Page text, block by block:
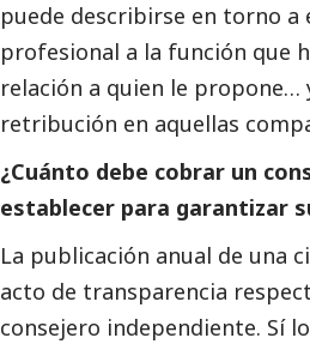
puede describirse en torno a
profesional a la función que
relación a quien le propone…
retribución en aquellas
¿Cuánto debe cobrar un
establecer para garantizar
La publicación anual de una
acto de transparencia
consejero independiente. Sí